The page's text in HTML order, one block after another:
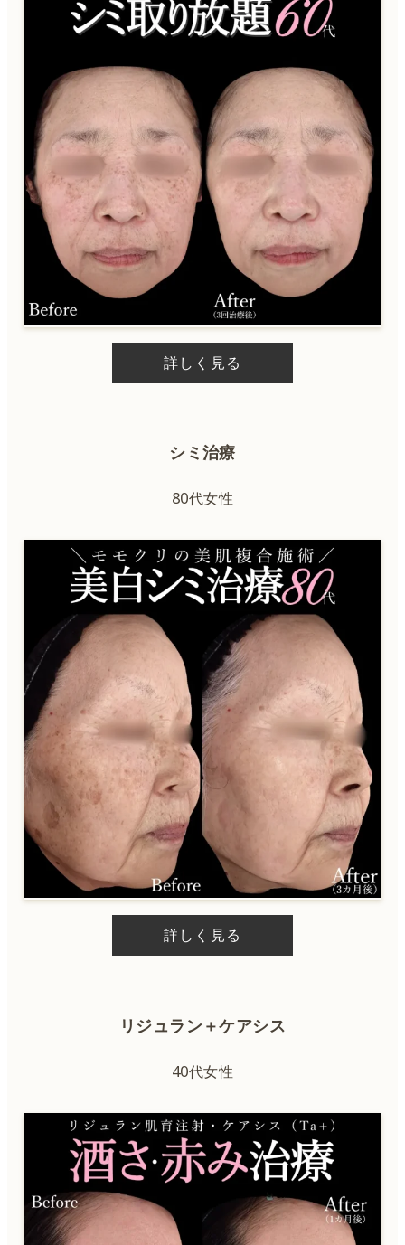
ヒアルロン酸
QスイッチYAGレーザー
ルビーレーザー
CO2レーザー
ハイフ
サーマジェン
ハイフ＋サーマジェン
ハイドラジェントル
ケアシス
ニキビ治療
ダイエット・痩身
内服
外用薬
詳しく見る
シミ治療
80代女性
詳しく見る
リジュラン＋ケアシス
40代女性